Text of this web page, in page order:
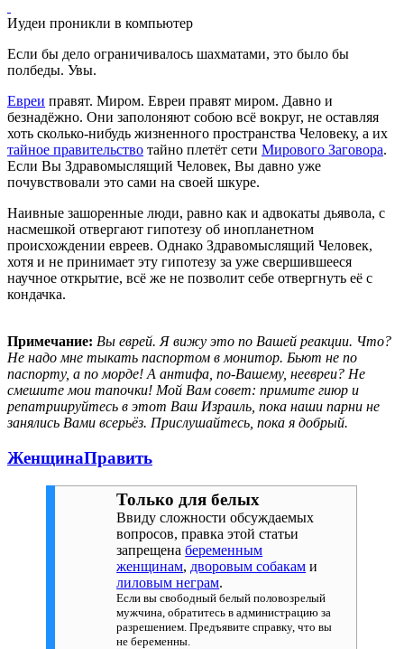
Иудеи проникли в компьютер
Если бы дело ограничивалось шахматами, это было бы
полбеды. Увы.
Евреи правят. Миром. Евреи правят миром. Давно и
безнадёжно. Они заполоняют собою всё вокруг, не оставляя
хоть сколько-нибудь жизненного пространства Человеку, а их
тайное правительство тайно плетёт сети Мирового Заговора.
Если Вы Здравомыслящий Человек, Вы давно уже
почувствовали это сами на своей шкуре.
Наивные зашоренные люди, равно как и адвокаты дьявола, с
насмешкой отвергают гипотезу об инопланетном
происхождении евреев. Однако Здравомыслящий Человек,
хотя и не принимает эту гипотезу за уже свершившееся
научное открытие, всё же не позволит себе отвергнуть её с
кондачка.
Примечание: Вы еврей. Я вижу это по Вашей реакции. Что?
Не надо мне тыкать паспортом в монитор. Бьют не по
паспорту, а по морде! А антифа, по-Вашему, неевреи? Не
смешите мои тапочки! Мой Вам совет: примите гиюр и
репатриируйтесь в этот Ваш Израиль, пока наши парни не
занялись Вами всерьёз. Прислушайтесь, пока я добрый.
ЖенщинаПравить
Только для белых
Ввиду сложности обсуждаемых
вопросов, правка этой статьи
запрещенабеременным
женщинам, дворовым собакам и
лиловым неграм.
Если вы свободный белый половозрелый
мужчина, обратитесь в администрацию за
разрешением. Предъявите справку, что вы
не беременны.